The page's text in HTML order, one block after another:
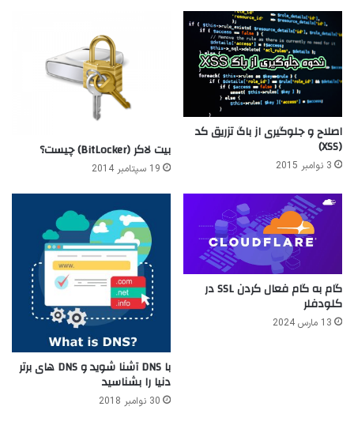
اصلاح و جلوگیری از باگ تزریق کد
(XSS)
3 نوامبر 2015
بیت لاکر (BitLocker) چیست؟
19 سپتامبر 2014
گام به گام فعال کردن SSL در
کلودفلر
13 مارس 2024
با DNS آشنا شوید و DNS های برتر
دنیا را بشناسید
30 نوامبر 2018